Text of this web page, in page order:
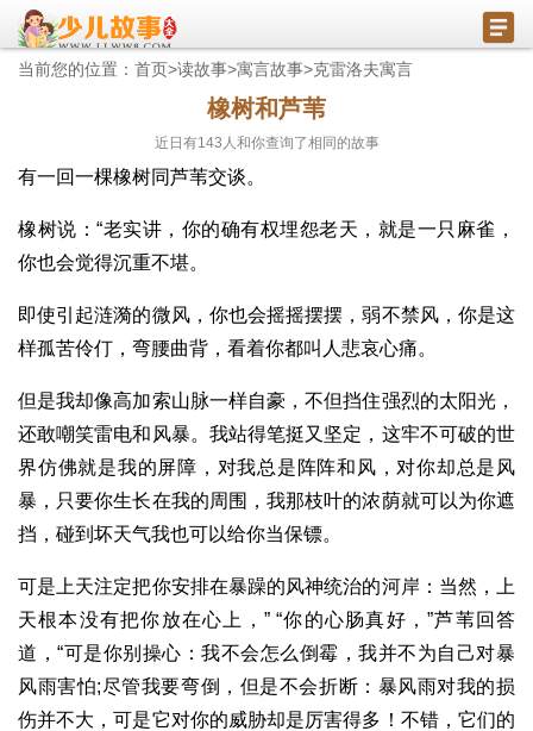
当前您的位置： 首页>读故事>寓言故事>克雷洛夫寓言
橡树和芦苇
近日有143 人和你查询了相同的故事
有一回一棵橡树同芦苇交谈。
橡树说：“老实讲，你的确有权埋怨老天，就是一只麻雀，
你也会觉得沉重不堪。
即使引起涟漪的微风，你也会摇摇摆摆，弱不禁风，你是这
样孤苦伶仃，弯腰曲背，看着你都叫人悲哀心痛。
但是我却像高加索山脉一样自豪，不但挡住强烈的太阳光，
还敢嘲笑雷电和风暴。我站得笔挺又坚定，这牢不可破的世
界仿佛就是我的屏障，对我总是阵阵和风，对你却总是风
暴，只要你生长在我的周围，我那枝叶的浓荫就可以为你遮
挡，碰到坏天气我也可以给你当保镖。
可是上天注定把你安排在暴躁的风神统治的河岸：当然，上
天根本没有把你放在心上，” “你的心肠真好，”芦苇回答
道，“可是你别操心：我不会怎么倒霉，我并不为自己对暴
风雨害怕;尽管我要弯倒，但是不会折断：暴风雨对我的损
伤并不大，可是它对你的威胁却是厉害得多！不错，它们的